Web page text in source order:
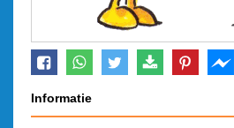
Informatie